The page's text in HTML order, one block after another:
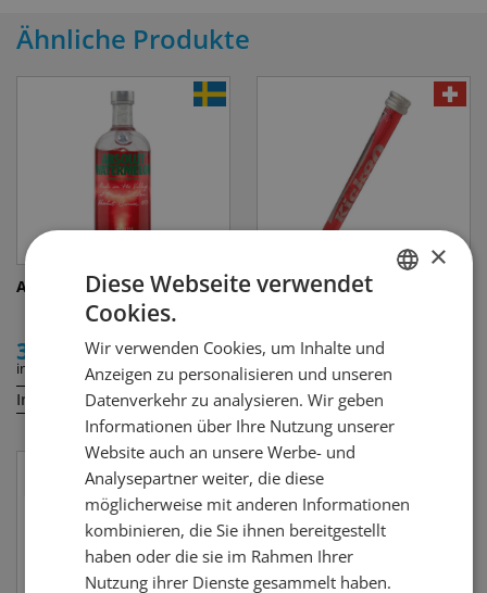
Ähnliche Produkte
Absolut Watermelon
35.00
inkl. MWST
Inhalt: 70 cl
Kick 80 Red
5.00
inkl. MWST
Inhalt:
FRENCH
×
Diese Webseite verwendet
Cookies.
Wir verwenden Cookies, um Inhalte und
Anzeigen zu personalisieren und unseren
Datenverkehr zu analysieren. Wir geben
Informationen über Ihre Nutzung unserer
Website auch an unsere Werbe- und
Analysepartner weiter, die diese
möglicherweise mit anderen Informationen
kombinieren, die Sie ihnen bereitgestellt
haben oder die sie im Rahmen Ihrer
Nutzung ihrer Dienste gesammelt haben.